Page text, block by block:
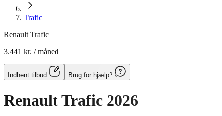
Trafic
Renault Trafic
3.441 kr. / måned
Indhent tilbud Brug for hjælp?
Renault Trafic 2026